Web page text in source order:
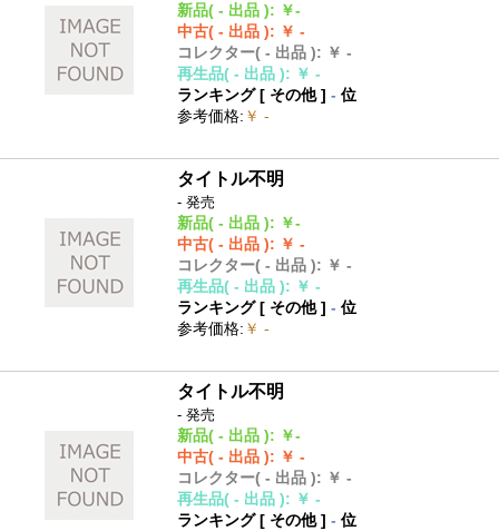
新品( - 出品 ): ￥-
中古( - 出品 ): ￥ -
コレクター( - 出品 ): ￥ -
再生品( - 出品 ): ￥ -
ランキング [ その他]- 位
参考価格: ￥ -
タイトル不明
- 発売
新品( - 出品 ): ￥-
中古( - 出品 ): ￥ -
コレクター( - 出品 ): ￥ -
再生品( - 出品 ): ￥ -
ランキング [ その他]- 位
参考価格: ￥ -
タイトル不明
- 発売
新品( - 出品 ): ￥-
中古( - 出品 ): ￥ -
コレクター( - 出品 ): ￥ -
再生品( - 出品 ): ￥ -
ランキング [ その他]- 位